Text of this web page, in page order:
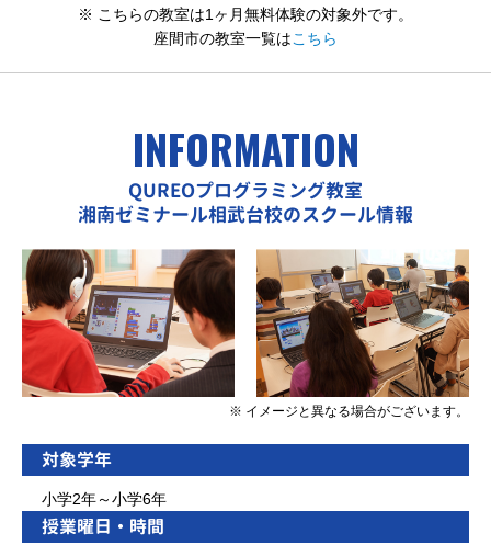
※ こちらの教室は1ヶ月無料体験の対象外です。
座間市の教室一覧はこちら
INFORMATION
QUREOプログラミング教室
湘南ゼミナール相武台校のスクール情報
※ イメージと異なる場合がございます。
対象学年
小学2年～小学6年
授業曜日・時間